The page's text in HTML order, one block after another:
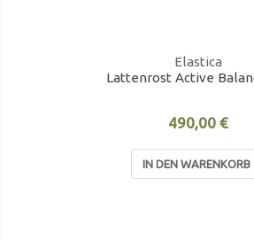
Elastica
Lattenrost Active
490,00 €
IN DEN WARENKORB